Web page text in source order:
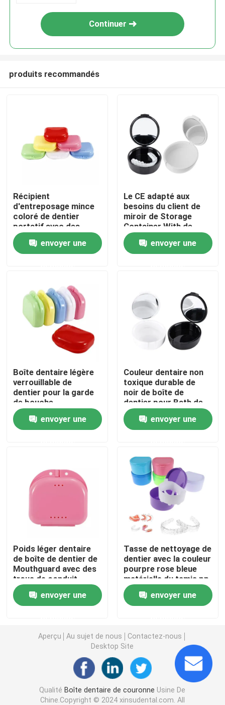
A propos de nous
Contacts
Boîte dentaire de couronne
Boîte dentaire d'arrêtoir
Boîte dentaire de dentier
Caisse de dispositif d'alignement avec le miroir
Solvant orthodontique de dispositif d'alignement
Articulateurs dentaires de laboratoire
Kit orthodontique de soin
ouvreur de bouche dentaire
Plateaux dentaires d'impressions
Kit de polissage dentaire
Brosse de nettoyage de dentier
Continuer
produits recommandés
Récipient
d'entreposage mince
coloré de dentier
portatif avec des
trous de conduit
envoyer une
Le CE adapté aux
besoins du client de
miroir de Storage
Container With de
garde de bouche a
approuvéenvoyer une
Boîte dentaire légère
verrouillable de
dentier pour la garde
de bouche
orthodontique
envoyer une
Couleur dentaire non
toxique durable de
noir de boîte de
dentier pour Bath de
dents de Fasle
envoyer une
Poids léger dentaire
de boîte de dentier de
Mouthguard avec des
trous de conduit
envoyer une
Tasse de nettoyage de
dentier avec la couleur
pourpre rose bleue
matérielle du tamis pp
envoyer une
Aperçu Au sujet de nous
Contactez-nous
Desktop Site
Qualité Boîte dentaire de couronne Usine De
Chine.Copyright © 2024 xinsudental.com. All